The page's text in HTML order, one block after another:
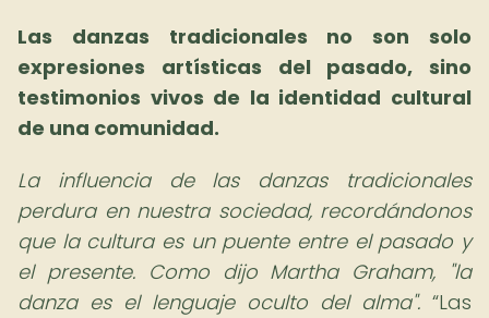
Las danzas tradicionales no son solo
expresiones artísticas del pasado, sino
testimonios vivos de la identidad cultural
de una comunidad.
La influencia de las danzas tradicionales
perdura en nuestra sociedad, recordándonos
que la cultura es un puente entre el pasado y
el presente. Como dijo Martha Graham, "la
danza es el lenguaje oculto del alma".
Las